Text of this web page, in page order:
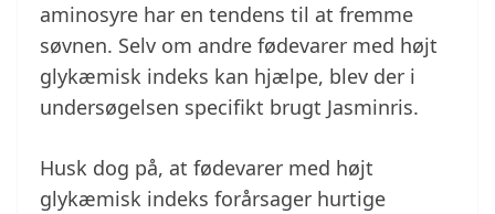
aminosyre har en tendens til at fremme
søvnen. Selv om andre fødevarer med højt
glykæmisk indeks kan hjælpe, blev der i
undersøgelsen specifikt brugt Jasminris.
Husk dog på, at fødevarer med højt
glykæmisk indeks forårsager hurtige